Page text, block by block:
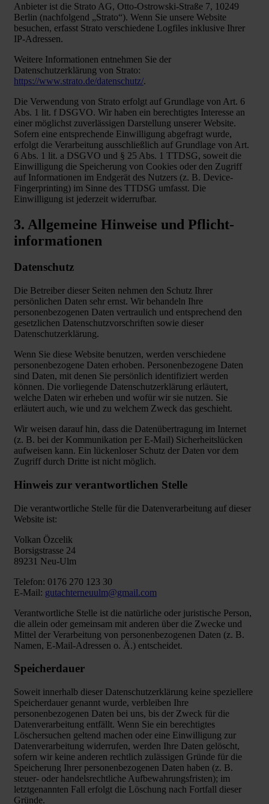
Anbieter ist die Strato AG, Otto-Ostrowski-Straße 7, 10249
Berlin (nachfolgend „Strato“). Wenn Sie unsere Website
besuchen, erfasst Strato verschiedene Logfiles inklusive Ihrer
IP-Adressen.
Weitere Informationen entnehmen Sie der
Datenschutzerklärung von Strato:
https://www.strato.de/datenschutz/.
Die Verwendung von Strato erfolgt auf Grundlage von Art. 6
Abs. 1 lit. f DSGVO. Wir haben ein berechtigtes Interesse an
einer möglichst zuverlässigen Darstellung unserer Website.
Sofern eine entsprechende Einwilligung abgefragt wurde,
erfolgt die Verarbeitung ausschließlich auf Grundlage von Art.
6 Abs. 1 lit. a DSGVO und § 25 Abs. 1 TTDSG, soweit die
Einwilligung die Speicherung von Cookies oder den Zugriff
auf Informationen im Endgerät des Nutzers (z. B. Device-
Fingerprinting) im Sinne des TTDSG umfasst. Die
Einwilligung ist jederzeit widerrufbar.
3. Allgemeine Hinweise und Pflicht­
informationen
Datenschutz
Die Betreiber dieser Seiten nehmen den Schutz Ihrer
persönlichen Daten sehr ernst. Wir behandeln Ihre
personenbezogenen Daten vertraulich und entsprechend den
gesetzlichen Datenschutzvorschriften sowie dieser
Datenschutzerklärung.
Wenn Sie diese Website benutzen, werden verschiedene
personenbezogene Daten erhoben. Personenbezogene Daten
sind Daten, mit denen Sie persönlich identifiziert werden
können. Die vorliegende Datenschutzerklärung erläutert,
welche Daten wir erheben und wofür wir sie nutzen. Sie
erläutert auch, wie und zu welchem Zweck das geschieht.
Wir weisen darauf hin, dass die Datenübertragung im Internet
(z. B. bei der Kommunikation per E-Mail) Sicherheitslücken
aufweisen kann. Ein lückenloser Schutz der Daten vor dem
Zugriff durch Dritte ist nicht möglich.
Hinweis zur verantwortlichen Stelle
Die verantwortliche Stelle für die Datenverarbeitung auf dieser
Website ist:
Volkan Özcelik
Borsigstrasse 24
89231 Neu-Ulm
Telefon: 0176 270 123 30
E-Mail: gutachterneuulm@gmail.com
Verantwortliche Stelle ist die natürliche oder juristische Person,
die allein oder gemeinsam mit anderen über die Zwecke und
Mittel der Verarbeitung von personenbezogenen Daten (z. B.
Namen, E-Mail-Adressen o. Ä.) entscheidet.
Speicherdauer
Soweit innerhalb dieser Datenschutzerklärung keine speziellere
Speicherdauer genannt wurde, verbleiben Ihre
personenbezogenen Daten bei uns, bis der Zweck für die
Datenverarbeitung entfällt. Wenn Sie ein berechtigtes
Löschersuchen geltend machen oder eine Einwilligung zur
Datenverarbeitung widerrufen, werden Ihre Daten gelöscht,
sofern wir keine anderen rechtlich zulässigen Gründe für die
Speicherung Ihrer personenbezogenen Daten haben (z. B.
steuer- oder handelsrechtliche Aufbewahrungsfristen); im
letztgenannten Fall erfolgt die Löschung nach Fortfall dieser
Gründe.